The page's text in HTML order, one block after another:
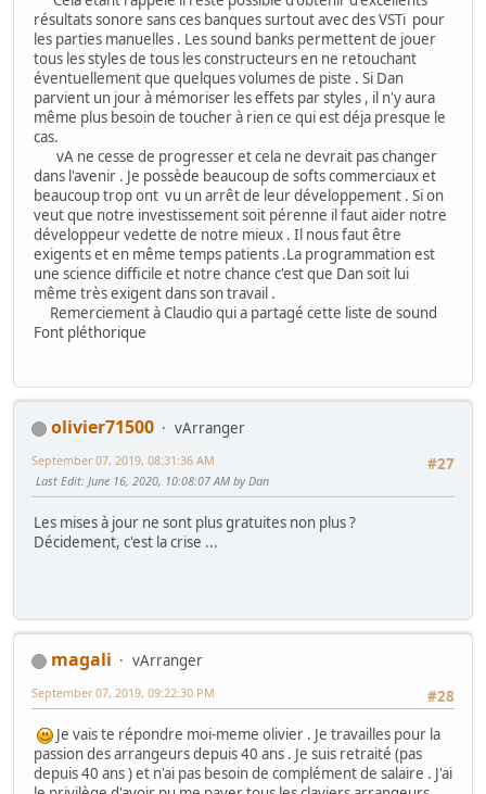
résultats sonore sans ces banques surtout avec des VSTi pour
les parties manuelles . Les sound banks permettent de jouer
tous les styles de tous les constructeurs en ne retouchant
éventuellement que quelques volumes de piste . Si Dan
parvient un jour à mémoriser les effets par styles , il n'y aura
même plus besoin de toucher à rien ce qui est déja presque le
cas.
vA ne cesse de progresser et cela ne devrait pas changer
dans l'avenir . Je possède beaucoup de softs commerciaux et
beaucoup trop ont vu un arrêt de leur développement . Si on
veut que notre investissement soit pérenne il faut aider notre
développeur vedette de notre mieux . Il nous faut être
exigents et en même temps patients .La programmation est
une science difficile et notre chance c'est que Dan soit lui
même très exigent dans son travail .
Remerciement à Claudio qui a partagé cette liste de sound
Font pléthorique
olivier71500
vArranger
#27
September 07, 2019, 08:31:36 AM
Last Edit: June 16, 2020, 10:08:07 AM by Dan
Les mises à jour ne sont plus gratuites non plus ?
Décidement, c'est la crise ...
magali
vArranger
#28
September 07, 2019, 09:22:30 PM
Je vais te répondre moi-meme olivier . Je travailles pour la
passion des arrangeurs depuis 40 ans . Je suis retraité (pas
depuis 40 ans ) et n'ai pas besoin de complément de salaire . J'ai